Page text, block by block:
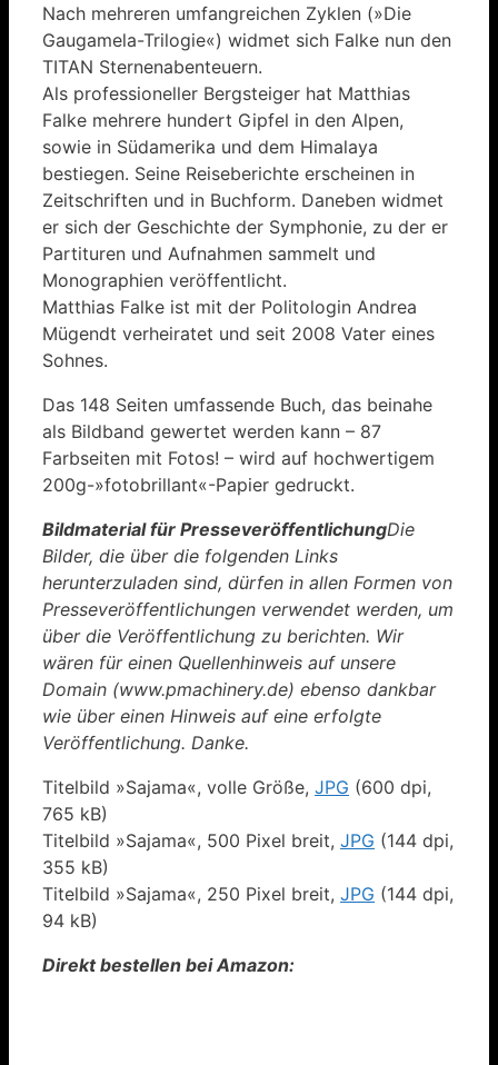
Nach mehreren umfangreichen Zyklen (»Die
Gaugamela-Trilogie«) widmet sich Falke nun den
TITAN Sternenabenteuern.
Als professioneller Bergsteiger hat Matthias
Falke mehrere hundert Gipfel in den Alpen,
sowie in Südamerika und dem Himalaya
bestiegen. Seine Reiseberichte erscheinen in
Zeitschriften und in Buchform. Daneben widmet
er sich der Geschichte der Symphonie, zu der er
Partituren und Aufnahmen sammelt und
Monographien veröffentlicht.
Matthias Falke ist mit der Politologin Andrea
Mügendt verheiratet und seit 2008 Vater eines
Sohnes.
Das 148 Seiten umfassende Buch, das beinahe
als Bildband gewertet werden kann – 87
Farbseiten mit Fotos! – wird auf hochwertigem
200g-»fotobrillant«-Papier gedruckt.
Bildmaterial für PresseveröffentlichungDie
Bilder, die über die folgenden Links
herunterzuladen sind, dürfen in allen Formen von
Presseveröffentlichungen verwendet werden, um
über die Veröffentlichung zu berichten. Wir
wären für einen Quellenhinweis auf unsere
Domain (www.pmachinery.de) ebenso dankbar
wie über einen Hinweis auf eine erfolgte
Veröffentlichung. Danke.
Titelbild »Sajama«, volle Größe, JPG (600 dpi,
765 kB)
Titelbild »Sajama«, 500 Pixel breit, JPG (144 dpi,
355 kB)
Titelbild »Sajama«, 250 Pixel breit, JPG (144 dpi,
94 kB)
Direkt bestellen bei Amazon: